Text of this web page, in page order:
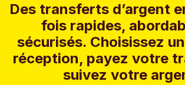
Des transferts d’argent
fois rapides,
sécurisés. Choisissez
réception, payez votre
suivez votre